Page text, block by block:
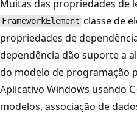
Muitas das propriedades de
FrameworkElement classe de
propriedades de
dependência dão suporte a
do modelo de programação
Aplicativo Windows usando
modelos, associação de